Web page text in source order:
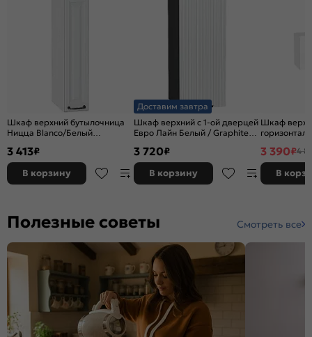
Шкаф верхний бутылочница
Ницца Blanco/Белый
3 413₽
В корзину
Доставим завтра
Шкаф верхний с 1-ой дверцей
Евро Лайн Белый / Graphite
3 720₽
В корзину
Шкаф
глянец-
3 390₽4
В
Полезные советы Смотреть все